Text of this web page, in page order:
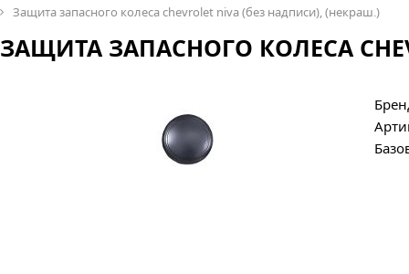
защита запасного колеса chevrolet niva (без надписи), (некраш.)
ЗАЩИТА ЗАПАСНОГО КОЛЕСА